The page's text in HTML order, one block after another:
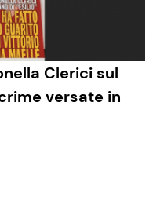
Clerici sul
versate in